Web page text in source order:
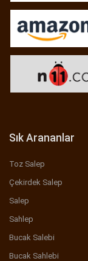
Sık Arananlar
Toz Salep
Çekirdek Salep
Salep
Sahlep
Bucak Salebi
Bucak Sahlebi